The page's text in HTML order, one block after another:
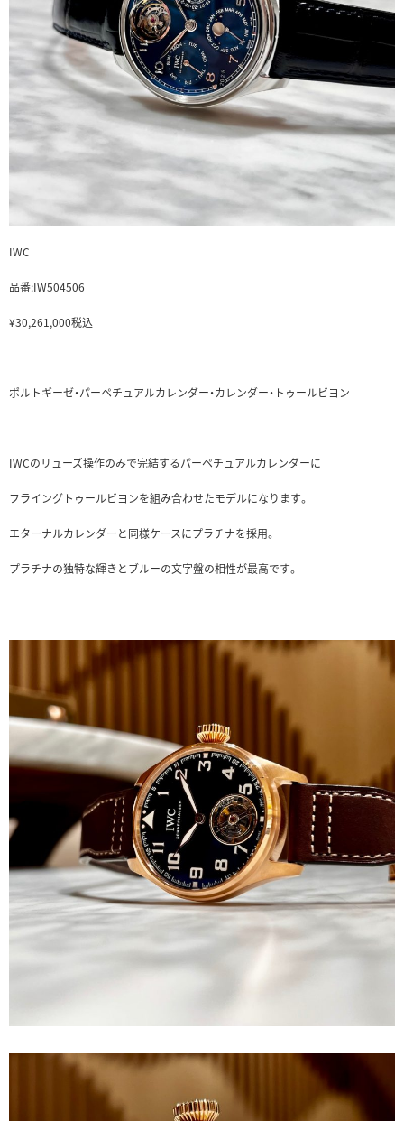
IWC
品番:IW504506
¥30,261,000税込
ポルトギーゼ・パーペチュアルカレンダー・カレンダー・トゥールビヨン
IWCのリューズ操作のみで完結するパーペチュアルカレンダーに
フライングトゥールビヨンを組み合わせたモデルになります。
エターナルカレンダーと同様ケースにプラチナを採用。
プラチナの独特な輝きとブルーの文字盤の相性が最高です。